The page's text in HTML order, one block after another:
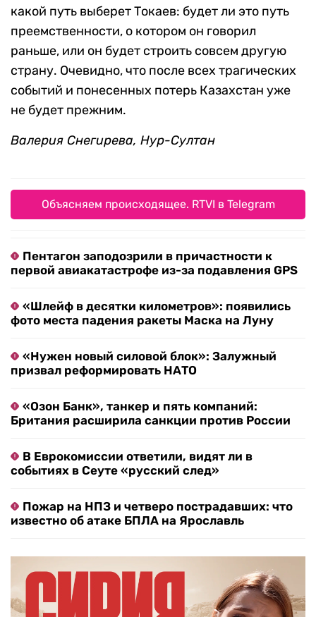
какой путь выберет Токаев: будет ли это путь
преемственности, о котором он говорил
раньше, или он будет строить совсем другую
страну. Очевидно, что после всех трагических
событий и понесенных потерь Казахстан уже
не будет прежним.
Валерия Снегирева, Нур-Султан
Объясняем происходящее. RTVI в Telegram
Пентагон заподозрили в причастности к
первой авиакатастрофе из-за подавления GPS
«Шлейф в десятки километров»: появились
фото места падения ракеты Маска на Луну
«Нужен новый силовой блок»: Залужный
призвал реформировать НАТО
«Озон Банк», танкер и пять компаний:
Британия расширила санкции против России
В Еврокомиссии ответили, видят ли в
событиях в Сеуте «русский след»
Пожар на НПЗ и четверо пострадавших: что
известно об атаке БПЛА на Ярославль